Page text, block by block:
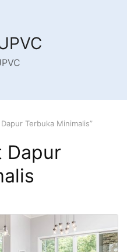
Terbuka Minimalis”
Dapur